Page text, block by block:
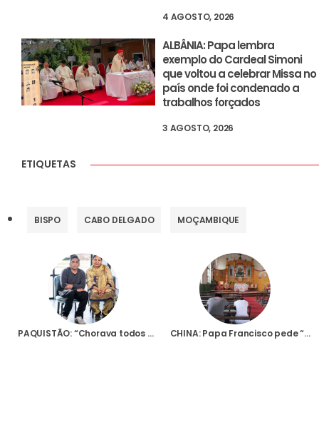
4 AGOSTO, 2026
ALBÂNIA: Papa lembra
exemplo do Cardeal Simoni
que voltou a celebrar Missa no
país onde foi condenado a
trabalhos forçados
3 AGOSTO, 2026
ETIQUETAS
BISPO CABO DELGADO MOÇAMBIQUE
PAQUISTÃO: “Chorava todos os dias. Era aterrorizante”, conta Shagutha Kausar sobre a vida na prisão no corredor da morte CHINA: Papa Francisco pede “liberdade e tranquilidade” para a comunidade católica, que hoje venera Nossa Senhora